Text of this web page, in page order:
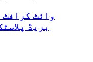
بریڈ